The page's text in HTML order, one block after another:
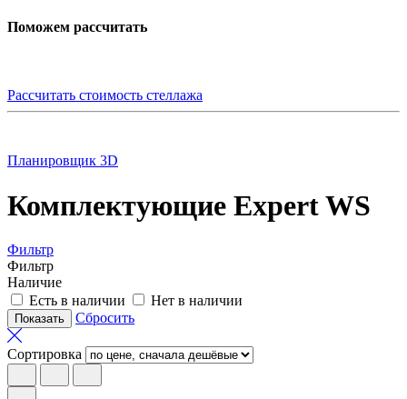
Поможем рассчитать
Рассчитать стоимость стеллажа
Планировщик 3D
Комплектующие Expert WS
Фильтр
Фильтр
Наличие
Есть в наличии
Нет в наличии
Сбросить
Сортировка